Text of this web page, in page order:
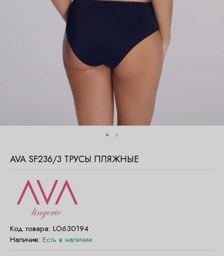
AVA SF236/3 ТРУСЫ ПЛЯЖНЫЕ
Код товара: LO630194
Наличие: Есть в наличии